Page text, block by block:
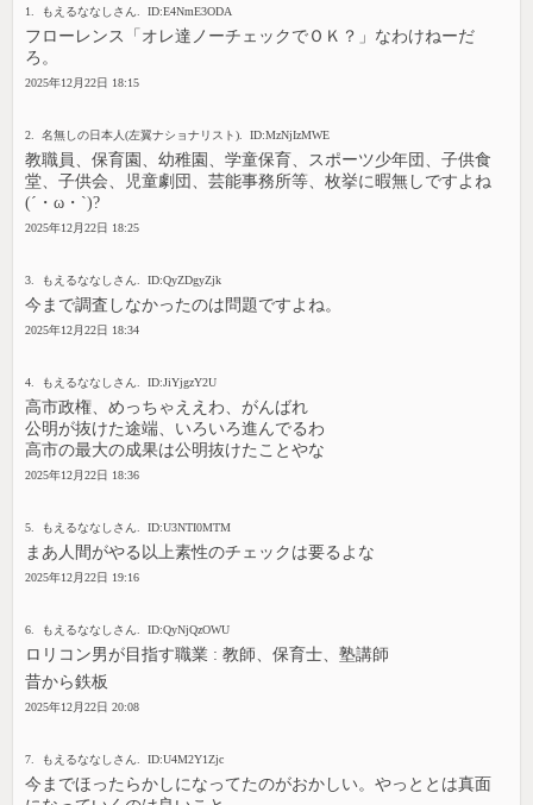
1. もえるななしさん. ID:E4NmE3ODA
フローレンス「オレ達ノーチェックでＯＫ？」なわけねーだ
ろ。
2025年12月22日 18:15
2. 名無しの日本人(左翼ナショナリスト). ID:MzNjIzMWE
教職員、保育園、幼稚園、学童保育、スポーツ少年団、子供食
堂、子供会、児童劇団、芸能事務所等、枚挙に暇無しですよね
(´・ω・`)?
2025年12月22日 18:25
3. もえるななしさん. ID:QyZDgyZjk
今まで調査しなかったのは問題ですよね。
2025年12月22日 18:34
4. もえるななしさん. ID:JiYjgzY2U
高市政権、めっちゃええわ、がんばれ
公明が抜けた途端、いろいろ進んでるわ
高市の最大の成果は公明抜けたことやな
2025年12月22日 18:36
5. もえるななしさん. ID:U3NTI0MTM
まあ人間がやる以上素性のチェックは要るよな
2025年12月22日 19:16
6. もえるななしさん. ID:QyNjQzOWU
ロリコン男が目指す職業 : 教師、保育士、塾講師
昔から鉄板
2025年12月22日 20:08
7. もえるななしさん. ID:U4M2Y1Zjc
今までほったらかしになってたのがおかしい。やっととは真面